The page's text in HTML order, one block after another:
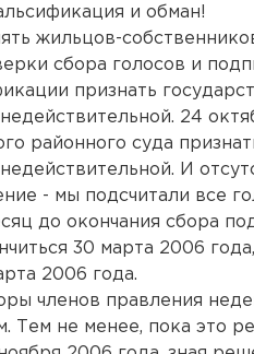
и обман!
жильцов-
сбора голосов и
признать
24
районного суда
И
- мы подсчитали все
до окончания сбора
30 марта 2006
2006 года.
членов правления
Тем не менее, пока это